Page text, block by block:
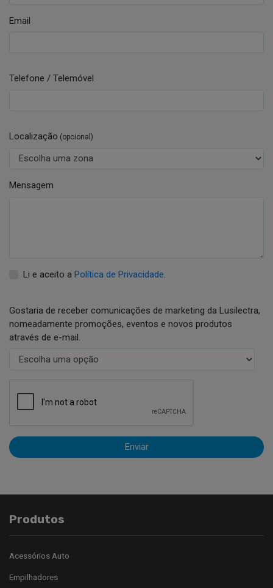
Email
Telefone / Telemóvel
Localização (opcional)
Mensagem
Li e aceito a Política de Privacidade.
Gostaria de receber comunicações de marketing da Lusilectra,
nomeadamente promoções, eventos e novos produtos
através de e-mail.
Enviar
Produtos
Acessórios Auto
Empilhadores